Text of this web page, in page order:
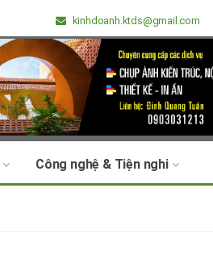
kinhdoanh.ktds@gmail.com
Công nghệ & Tiện nghi